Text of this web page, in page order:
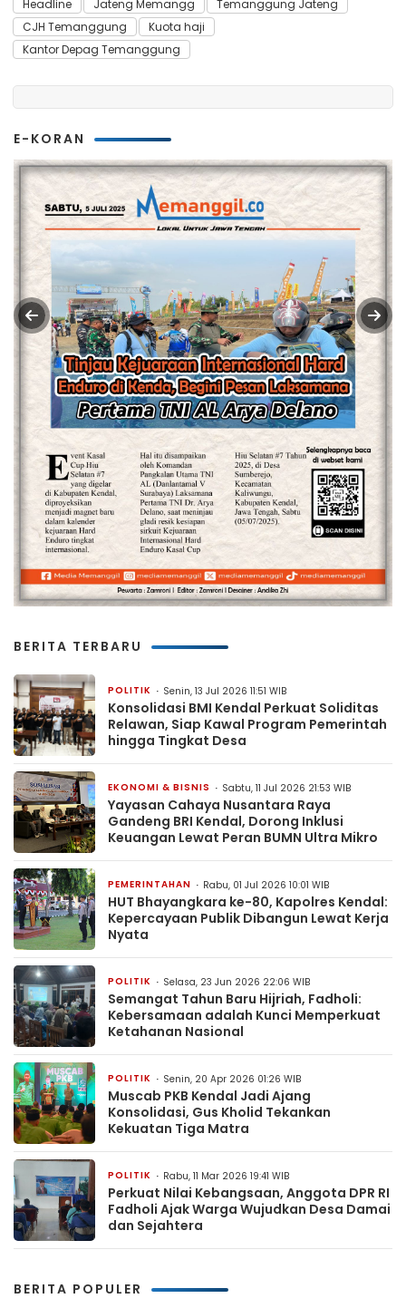
Headline Jateng Memangg
Temanggung Jateng
CJH Temanggung
Kuota haji
Kantor Depag Temanggung
E-KORAN
BERITA TERBARU
POLITIK Senin, 13 Jul 2026 11:51 WIB
Konsolidasi BMI Kendal Perkuat Soliditas
Relawan, Siap Kawal Program Pemerintah
hingga Tingkat Desa
EKONOMI & BISNIS Sabtu, 11 Jul 2026 21:53 WIB
Yayasan Cahaya Nusantara Raya
Gandeng BRI Kendal, Dorong Inklusi
Keuangan Lewat Peran BUMN Ultra Mikro
PEMERINTAHAN Rabu, 01 Jul 2026 10:01 WIB
HUT Bhayangkara ke-80, Kapolres Kendal:
Kepercayaan Publik Dibangun Lewat Kerja
Nyata
POLITIK Selasa, 23 Jun 2026 22:06 WIB
Semangat Tahun Baru Hijriah, Fadholi:
Kebersamaan adalah Kunci Memperkuat
Ketahanan Nasional
POLITIK Senin, 20 Apr 2026 01:26 WIB
Muscab PKB Kendal Jadi Ajang
Konsolidasi, Gus Kholid Tekankan
Kekuatan Tiga Matra
POLITIK Rabu, 11 Mar 2026 19:41 WIB
Perkuat Nilai Kebangsaan, Anggota DPR RI
Fadholi Ajak Warga Wujudkan Desa Damai
dan Sejahtera
BERITA POPULER